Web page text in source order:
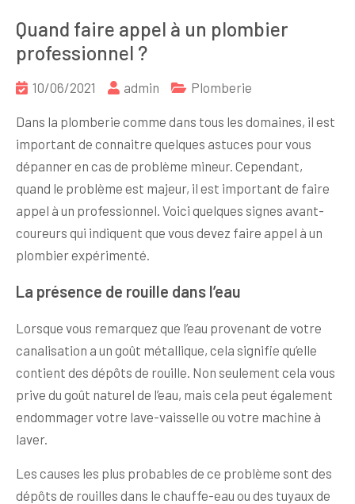
Quand faire appel à un plombier
professionnel ?
10/06/2021 admin Plomberie
Dans la plomberie comme dans tous les domaines, il est
important de connaitre quelques astuces pour vous
dépanner en cas de problème mineur. Cependant,
quand le problème est majeur, il est important de faire
appel à un professionnel. Voici quelques signes avant-
coureurs qui indiquent que vous devez faire appel à un
plombier expérimenté.
La présence de rouille dans l’eau
Lorsque vous remarquez que l’eau provenant de votre
canalisation a un goût métallique, cela signifie qu’elle
contient des dépôts de rouille. Non seulement cela vous
prive du goût naturel de l’eau, mais cela peut également
endommager votre lave-vaisselle ou votre machine à
laver.
Les causes les plus probables de ce problème sont des
dépôts de rouilles dans le chauffe-eau ou des tuyaux de